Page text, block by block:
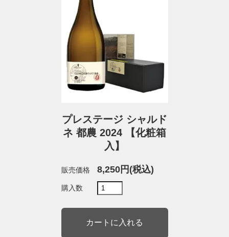
プレステージ シャルド
ネ 都農 2024 【化粧箱
入】
販売価格 8,250円(税込)
購入数